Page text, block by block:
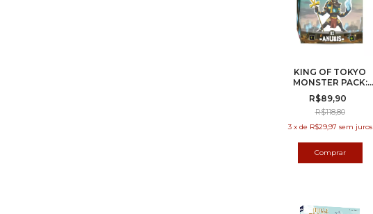
KING OF TOKYO
MONSTER PACK:
ANUBIS
R$89,90
R$118,80
3 x de R$29,97 sem juros